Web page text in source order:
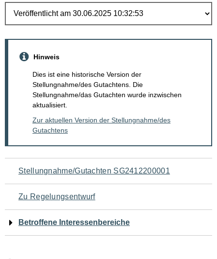
Hinweis
Dies ist eine historische Version der
Stellungnahme/des Gutachtens. Die
Stellungnahme/das Gutachten wurde inzwischen
aktualisiert.
Zur aktuellen Version der Stellungnahme/des
Gutachtens
Navigation
für
den
Seiteninhalt
Stellungnahme/Gutachten SG2412200001
Zu Regelungsentwurf
Betroffene Interessenbereiche